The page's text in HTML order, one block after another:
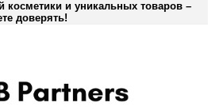
косметики и уникальных товаров –
доверять!